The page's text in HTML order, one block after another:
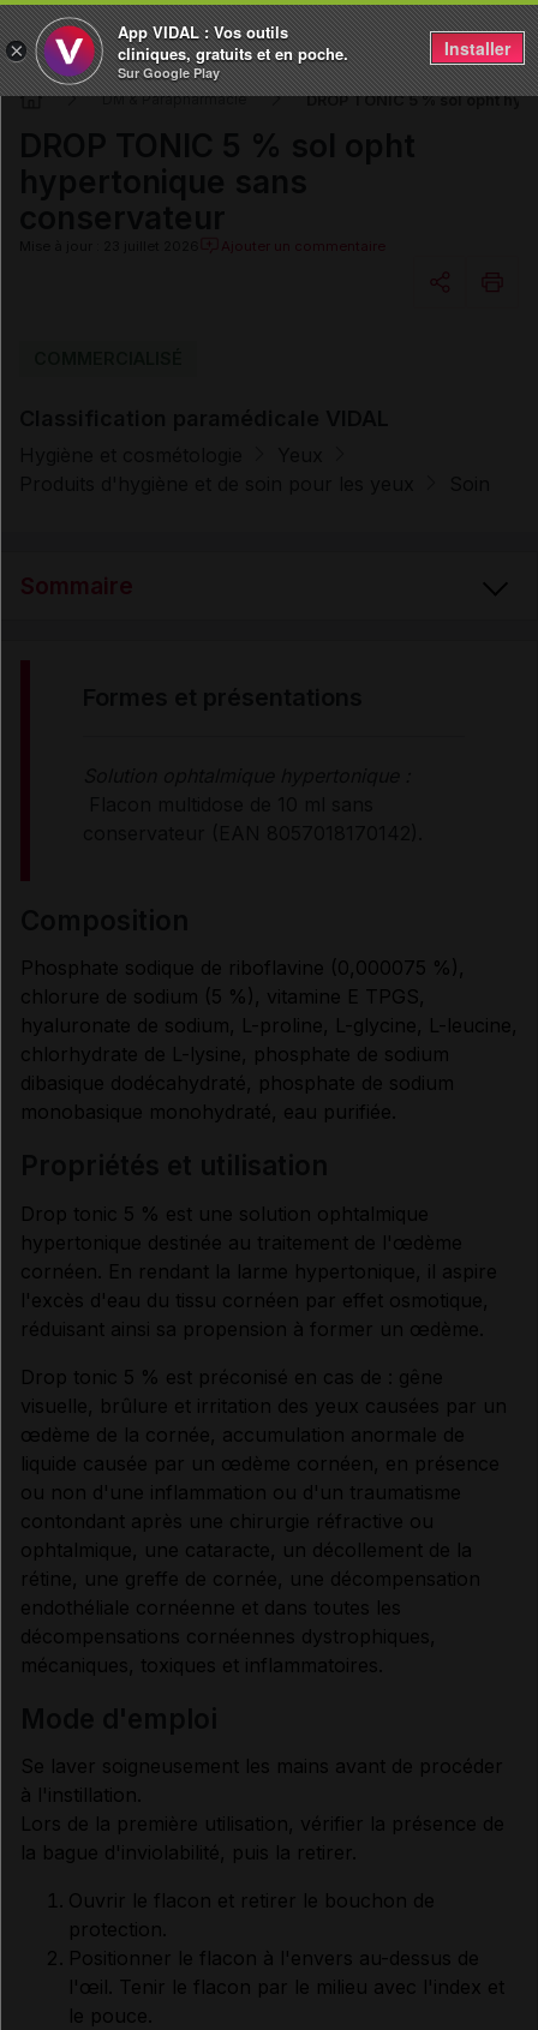
DM & Parapharmacie DROP TONIC 5 % sol opht
Ajouter un commentaire
Sommaire
CONTRE-INDICATIONS
PRÉCAUTIONS D'EMPLOI
RENSEIGNEMENTS ADMINISTRATIFS
Données administratives
Phosphate sodique de riboflavine (0,000075 %),
chlorure de sodium (5 %), vitamine E TPGS,
hyaluronate de sodium, L-proline, L-glycine, L-leucine,
chlorhydrate de L-lysine, phosphate de sodium
dibasique dodécahydraté, phosphate de sodium
monobasique monohydraté, eau purifiée.
Drop tonic 5 % est une solution ophtalmique
hypertonique destinée au traitement de l'œdème
cornéen. En rendant la larme hypertonique, il aspire
l'excès d'eau du tissu cornéen par effet osmotique,
réduisant ainsi sa propension à former un œdème.
Drop tonic 5 % est préconisé en cas de : gêne
visuelle, brûlure et irritation des yeux causées par un
œdème de la cornée, accumulation anormale de
liquide causée par un œdème cornéen, en présence
ou non d'une inflammation ou d'un traumatisme
contondant après une chirurgie réfractive ou
ophtalmique, une cataracte, un décollement de la
rétine, une greffe de cornée, une décompensation
endothéliale cornéenne et dans toutes les
décompensations cornéennes dystrophiques,
mécaniques, toxiques et inflammatoires.
Se laver soigneusement les mains avant de procéder
à l'instillation.
Lors de la première utilisation, vérifier la présence de
la bague d'inviolabilité, puis la retirer.
Ouvrir le flacon et retirer le bouchon de
protection.
Positionner le flacon à l'envers au-dessus de
l'œil. Tenir le flacon par le milieu avec l'index et
le pouce.
×
App VIDAL : Vos outils
cliniques, gratuits et en poche.
Sur Google Play
Installer